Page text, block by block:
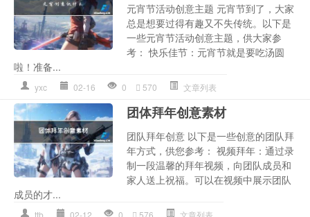
元宵节活动创意主题 元宵节到了，大家
总是想要过得有趣又不失传统。以下是
一些元宵节活动创意主题，供大家参
考： 快乐佳节：元宵节就是要吃汤圆
啦！准备...
yxc 02-16 0 570 文章列表
团体拜年创意素材
团队拜年创意 以下是一些创意的团队拜
年方式，供您参考： 视频拜年：通过录
制一段温馨的拜年视频，向团队成员和
家人送上祝福。可以在视频中展示团队
成员的才...
ttb 02-12 0 576 文章列表